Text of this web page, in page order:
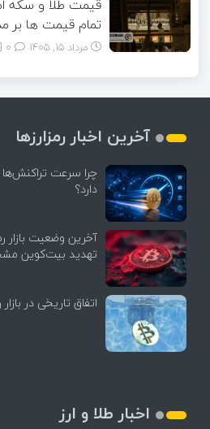
تمام قیمت ها بر
مرداد ۱۵, ۱۴۰۵
آخرین اخبار رمزارزها
چرا سرعت تراکنش‌ها
دارد؟
آخرین وضعیت بازار
تهدید بیت‌کوین
اتفاق تاریخی در
اخبار طلا و ارز